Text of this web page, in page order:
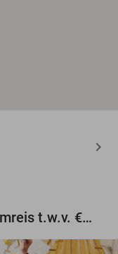
Maak gratis kans op een droomreis t.w.v. €3.000!